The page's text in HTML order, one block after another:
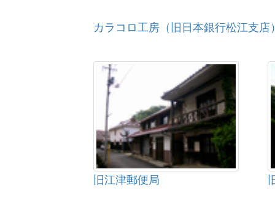
カラコロ工房（旧日本銀行松江支店
旧江津郵便局